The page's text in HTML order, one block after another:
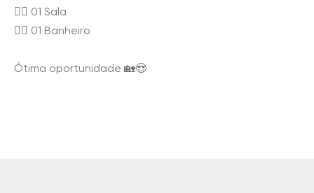
👉🏻 01 Sala
👉🏻 01 Banheiro
Ótima oportunidade 🏡😍